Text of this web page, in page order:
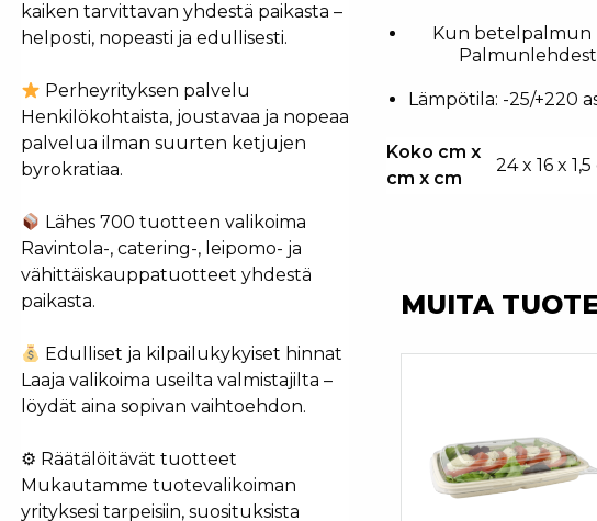
kaiken tarvittavan yhdestä paikasta –
helposti, nopeasti ja edullisesti.
Perheyrityksen palvelu
Henkilökohtaista, joustavaa ja nopeaa
palvelua ilman suurten ketjujen
byrokratiaa.
Lähes 700 tuotteen valikoima
Ravintola-, catering-, leipomo- ja
vähittäiskauppatuotteet yhdestä
paikasta.
Edulliset ja kilpailukykyiset hinnat
Laaja valikoima useilta valmistajilta –
löydät aina sopivan vaihtoehdon.
⚙ Räätälöitävät tuotteet
Mukautamme tuotevalikoiman
yrityksesi tarpeisiin, suosituksista
Kun betelpalmun
Lämpötila: -25/+220
Koko cm x
cm x cm
24 x 16 x
MUITA